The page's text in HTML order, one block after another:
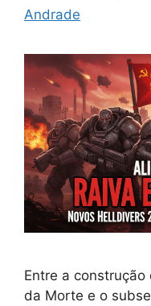
Andrade
Entre a
da Morte e o